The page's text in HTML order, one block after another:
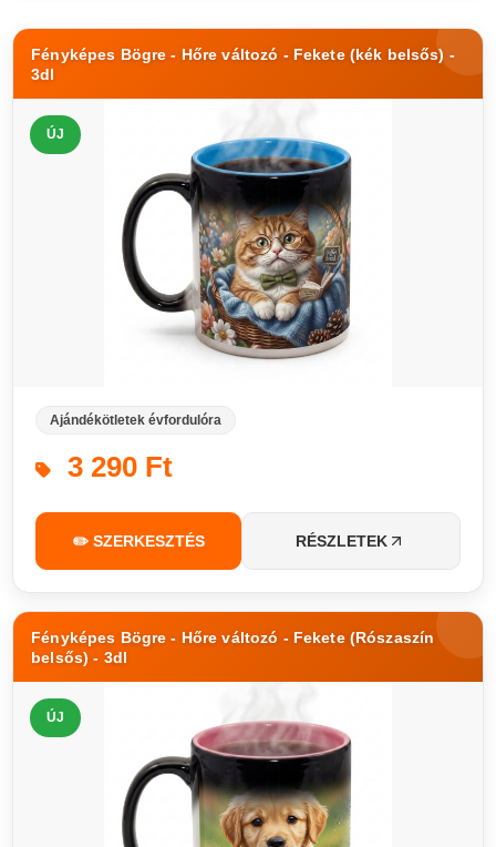
Fényképes Bögre - Hőre változó - Fekete (kék belsős) -
3dl
ÚJ
Ajándékötletek évfordulóra
3 290 Ft
✏️ SZERKESZTÉS RÉSZLETEK
Fényképes Bögre - Hőre változó - Fekete (Rószaszín
belsős) - 3dl
ÚJ